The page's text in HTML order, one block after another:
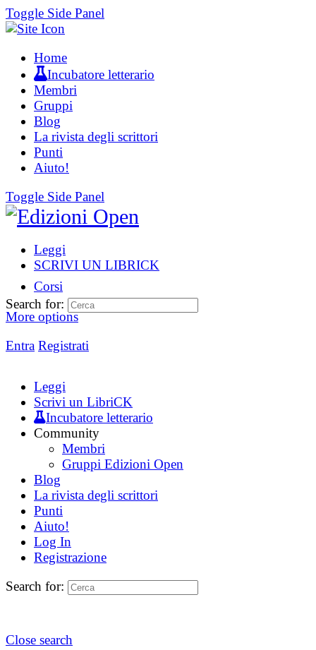
Toggle Side Panel
Home
Incubatore letterario
Membri
Gruppi
Blog
La rivista degli scrittori
Punti
Aiuto!
Toggle Side Panel
Leggi
SCRIVI UN LIBRICK
Corsi
More options
Entra Registrati
Search for:
Leggi
Scrivi un LibriCK
Incubatore letterario
Community
Membri
Gruppi Edizioni Open
Blog
La rivista degli scrittori
Punti
Aiuto!
Log In
Registrazione
Search for:
Close search